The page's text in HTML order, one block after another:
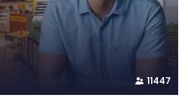
11447